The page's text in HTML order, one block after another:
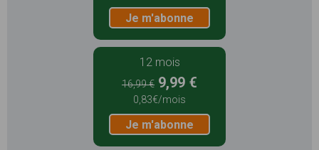
Je m'abonne
12 mois
16,99 € 9,99 €
0,83€/mois
Je m'abonne